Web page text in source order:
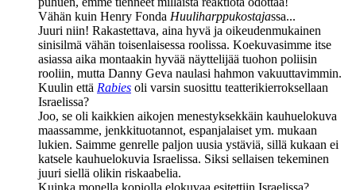
Vähän kuin Henry Fonda Huuliharppukostajassa...
Juuri niin! Rakastettava, aina hyvä ja oikeudenmukainen
sinisilmä vähän toisenlaisessa roolissa. Koekuvasimme itse
asiassa aika montaakin hyvää näyttelijää tuohon poliisin
rooliin, mutta Danny Geva naulasi hahmon vakuuttavimmin.
Kuulin että Rabies oli varsin suosittu teatterikierroksellaan
Israelissa?
Joo, se oli kaikkien aikojen menestyksekkäin kauhuelokuva
maassamme, jenkkituotannot, espanjalaiset ym. mukaan
lukien. Saimme genrelle paljon uusia ystäviä, sillä kukaan ei
katsele kauhuelokuvia Israelissa. Siksi sellaisen tekeminen
juuri siellä olikin riskaabelia.